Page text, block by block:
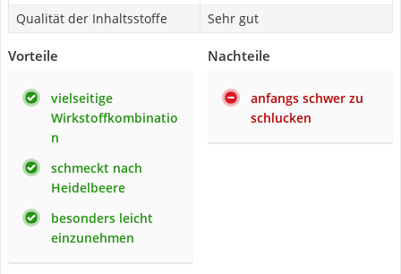
Qualität der Inhaltsstoffe
Sehr gut
Vorteile
vielseitige
Wirkstoffkombinatio
n
schmeckt nach
Heidelbeere
besonders leicht
einzunehmen
Nachteile
anfangs schwer zu
schlucken